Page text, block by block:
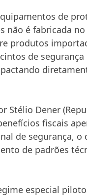
de
não é fabricada
produtos
de segurança
Stélio Dener
fiscais
de segurança, o
de padrões
especial